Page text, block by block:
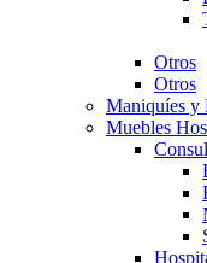
Otros
Otros
Maniquíes y
Muebles